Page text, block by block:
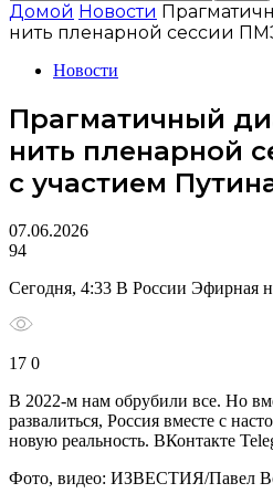
Домой Новости
нить пленарной сессии
Новости
Прагматичный
нить пленарной
с участием
07.06.2026
94
Сегодня, 4:33 В России Эфирная
17 0
В 2022-м нам обрубили все. Но
развалиться, Россия вместе с
новую реальность. ВКонтакте
Фото, видео: ИЗВЕСТИЯ/Павел